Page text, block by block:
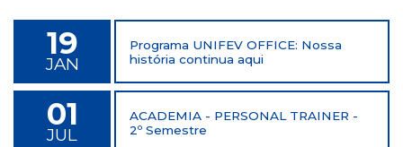
19
JAN
Programa UNIFEV OFFICE: Nossa
história continua aqui
01
JUL
ACADEMIA - PERSONAL TRAINER -
2º Semestre